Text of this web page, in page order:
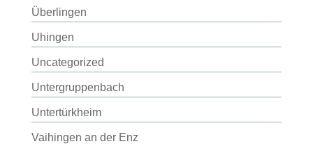
Überlingen
Uhingen
Uncategorized
Untergruppenbach
Untertürkheim
Vaihingen an der Enz